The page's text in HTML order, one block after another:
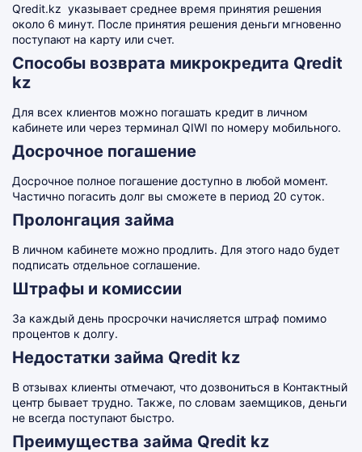
Qredit.kz указывает среднее время принятия решения
около 6 минут. После принятия решения деньги мгновенно
поступают на карту или счет.
Способы возврата микрокредита Qredit
kz
Для всех клиентов можно погашать кредит в личном
кабинете или через терминал QIWI по номеру мобильного.
Досрочное погашение
Досрочное полное погашение доступно в любой момент.
Частично погасить долг вы сможете в период 20 суток.
Пролонгация займа
В личном кабинете можно продлить. Для этого надо будет
подписать отдельное соглашение.
Штрафы и комиссии
За каждый день просрочки начисляется штраф помимо
процентов к долгу.
Недостатки займа Qredit kz
В отзывах клиенты отмечают, что дозвониться в Контактный
центр бывает трудно. Также, по словам заемщиков, деньги
не всегда поступают быстро.
Преимущества займа Qredit kz